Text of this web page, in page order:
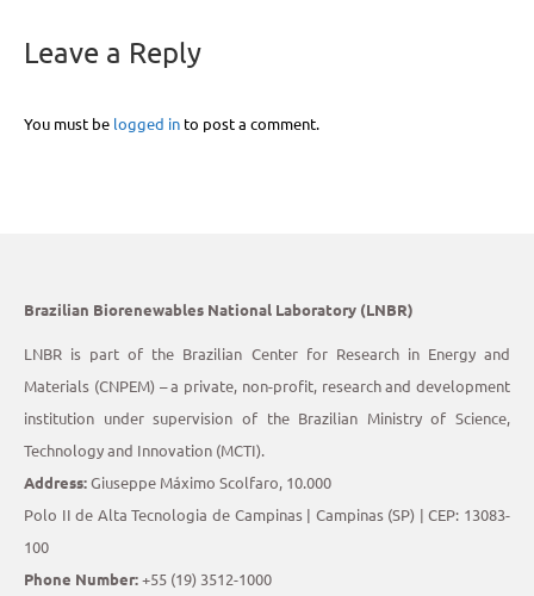
Leave a Reply
You must be logged in to post a comment.
Brazilian Biorenewables National Laboratory (LNBR)
LNBR is part of the Brazilian Center for Research in Energy and
Materials (CNPEM) – a private, non-profit, research and development
institution under supervision of the Brazilian Ministry of Science,
Technology and Innovation (MCTI).
Address:Giuseppe Máximo Scolfaro, 10.000
Polo II de Alta Tecnologia de Campinas | Campinas (SP) | CEP: 13083-
100
Phone Number:+55 (19) 3512-1000